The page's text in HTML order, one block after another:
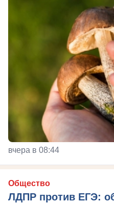
вчера в 08:44
Общество
ЛДПР против ЕГЭ: